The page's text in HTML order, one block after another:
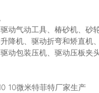
动气动工具、椿砂机、
降机、驱动折弯和矫直
动包装压机、驱动压板
10微米特菲特厂家生产